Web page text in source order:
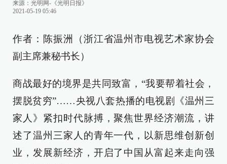
来源： 光明网-《光明日报》
2021-05-19 05:46
作者：陈振洲（浙江省温州市电视艺术家协会
副主席兼秘书长）
商战最好的境界是共同致富，“我要帮着社会，
摆脱贫穷”……央视八套热播的电视剧《温州三
家人》紧扣时代脉搏，聚焦世界经济潮流，讲
述了温州三家人的青年一代，以新思维创新创
业，发展新经济，开启了中国从富起来走向强